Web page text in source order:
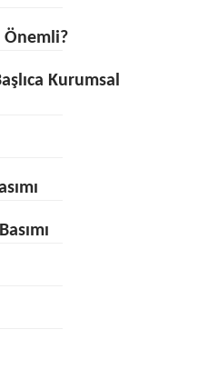
Önemli?
Kurumsal